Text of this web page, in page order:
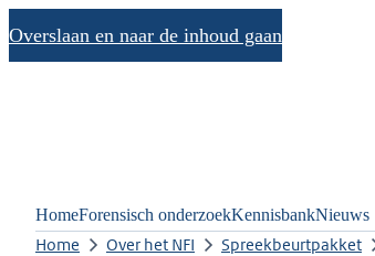
Overslaan en naar de inhoud gaan
HomeForensisch onderzoekKennisbankNieuws
Home Over het NFI Spreekbeurtpakket